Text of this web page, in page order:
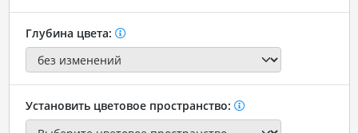
Глубина цвета:
Установить цветовое пространство: